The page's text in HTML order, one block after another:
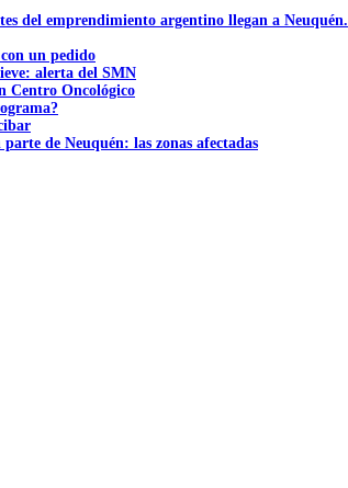
del emprendimiento argentino llegan a Neuquén.
un pedido
alerta del SMN
Centro Oncológico
de Neuquén: las zonas afectadas